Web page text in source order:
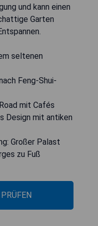
und kann einen
Garten
seltenen
Feng-Shui-
mit Cafés
Design mit antiken
Großer Palast
zu Fuß